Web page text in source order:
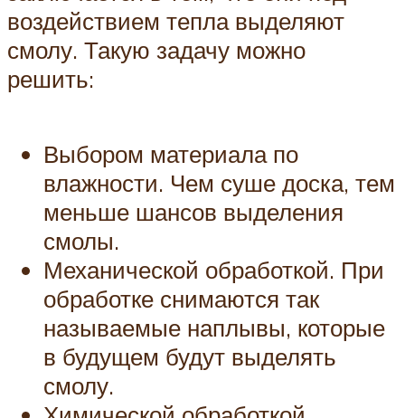
воздействием тепла выделяют
смолу. Такую задачу можно
решить:
Выбором материала по
влажности. Чем суше доска, тем
меньше шансов выделения
смолы.
Механической обработкой. При
обработке снимаются так
называемые наплывы, которые
в будущем будут выделять
смолу.